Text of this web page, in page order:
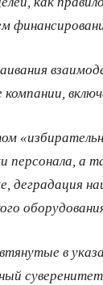
компании,
персонала, а
деградация
в